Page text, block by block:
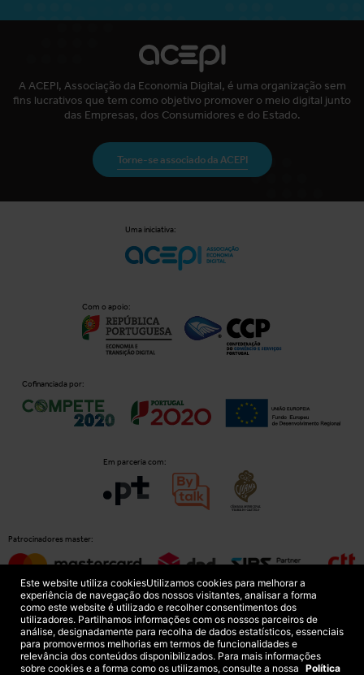
A ACEPI, Associação da Economia Digital, é uma organização sem
fins lucrativos que tem como objetivo promover o meio digital junto
das Empresas, dos Consumidores e do Estado.
Torne-se associado da ACEPI
Uma iniciativa:
Com o apoio:
Cofinanciada por:
Em parceria com:
Patrocinadores master:
Patrocinadores principais:
Este website utiliza cookiesUtilizamos cookies para melhorar a
experiência de navegação dos nossos visitantes, analisar a forma
como este website é utilizado e recolher consentimentos dos
utilizadores. Partilhamos informações com os nossos parceiros de
análise, designadamente para recolha de dados estatísticos, essenciais
para promovermos melhorias em termos de funcionalidades e
relevância dos conteúdos disponibilizados. Para mais informações
sobre cookies e a forma como os utilizamos, consulte a nossa Política